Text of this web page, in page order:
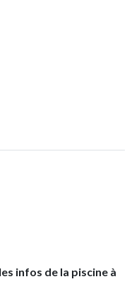
infos de la piscine à